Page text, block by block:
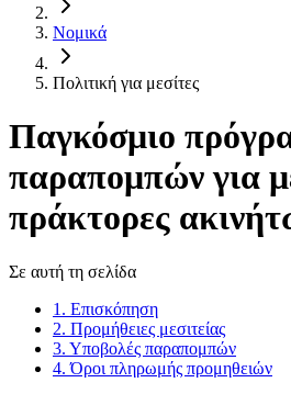
Νομικά
Πολιτική για μεσίτες
Παγκόσμιο
παραπομπών για
πράκτορες
Σε αυτή τη σελίδα
1. Επισκόπηση
2. Προμήθειες μεσιτείας
3. Υποβολές παραπομπών
4. Όροι πληρωμής προμηθειών